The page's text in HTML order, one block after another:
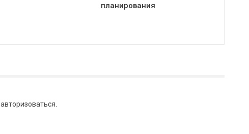
планирования
авторизоваться